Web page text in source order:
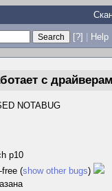
[?] | Help
с
NOTABUG
p10
(show other bugs)